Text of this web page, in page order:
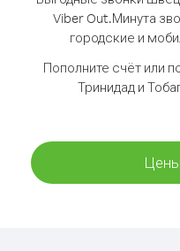
Viber Out.Минута
городские и
Пополните счёт или
Тринидад и